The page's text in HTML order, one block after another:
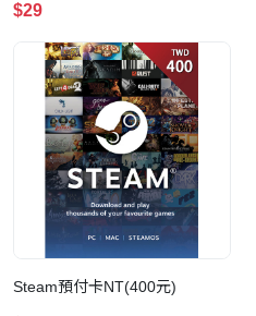
$29
Steam預付卡NT(400元)